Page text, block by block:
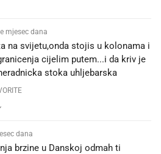
mjesec dana
na svijetu,onda stojis u kolonama i
cijelim putem...i da kriv je
stoka uhljebarska
dana
brzine u Danskoj odmah ti